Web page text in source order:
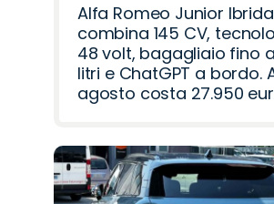
Alfa Romeo Junior Ibrida
combina 145 CV,
48 volt, bagagliaio fino
litri e ChatGPT a bordo.
agosto costa 27.950